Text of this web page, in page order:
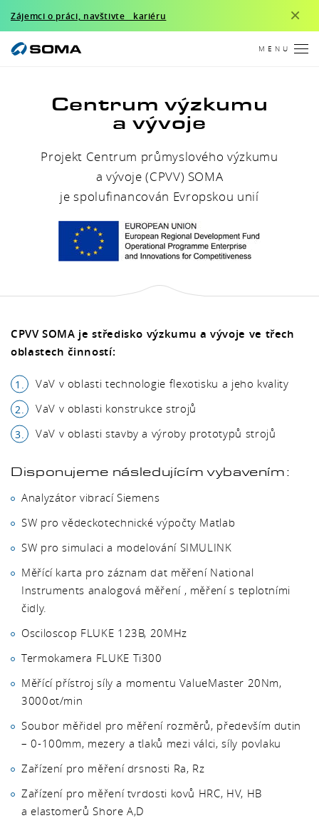
Zájemci o práci, navštivte kariéru ×
MENU
Centrum výzkumu
a vývoje
Projekt Centrum průmyslového výzkumu
a vývoje (CPVV) SOMA
je spolufinancován Evropskou unií
CPVV SOMA je středisko výzkumu a vývoje ve třech
oblastech činností:
VaV v oblasti technologie flexotisku a jeho kvality
VaV v oblasti konstrukce strojů
VaV v oblasti stavby a výroby prototypů strojů
Disponujeme následujícím vybavením:
Analyzátor vibrací Siemens
SW pro vědeckotechnické výpočty Matlab
SW pro simulaci a modelování SIMULINK
Měřící karta pro záznam dat měření National
Instruments analogová měření , měření s teplotními
čidly.
Osciloscop FLUKE 123B, 20MHz
Termokamera FLUKE Ti300
Měřící přístroj síly a momentu ValueMaster 20Nm,
3000ot/min
Soubor měřidel pro měření rozměrů, především dutin
– 0-100mm, mezery a tlaků mezi válci, síly povlaku
Zařízení pro měření drsnosti Ra, Rz
Zařízení pro měření tvrdosti kovů HRC, HV, HB
a elastomerů Shore A,D